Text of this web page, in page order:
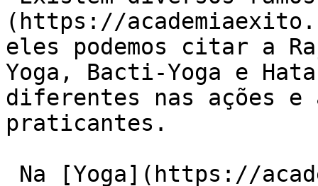
(https://
eles podemos citar a
Yoga, Bacti-Yoga e
diferentes nas ações e
praticantes.